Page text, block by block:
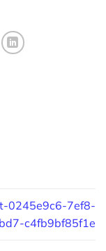
0245e9c6-7ef8-
c4fb9bf85f1e